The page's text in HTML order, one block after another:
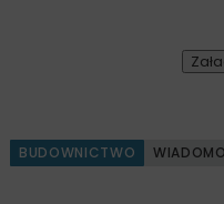
BUDOWNICTWO